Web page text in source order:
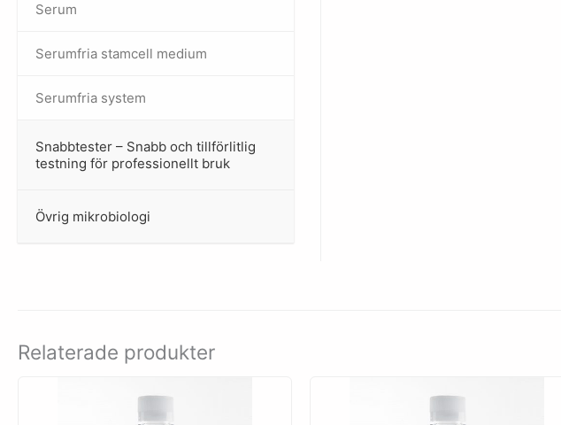
Serum
Serumfria stamcell medium
Serumfria system
Snabbtester – Snabb och tillförlitlig
testning för professionellt bruk
–
Övrig mikrobiologi
–
Relaterade produkter